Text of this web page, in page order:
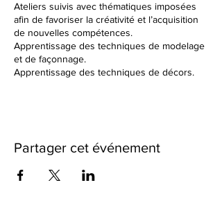
Ateliers suivis avec thématiques imposées
afin de favoriser la créativité et l’acquisition
de nouvelles compétences.
Apprentissage des techniques de modelage
et de façonnage.
Apprentissage des techniques de décors.
différente à chaque fois. Nous observerons
cuissons et des différents travails de
Partager cet événement